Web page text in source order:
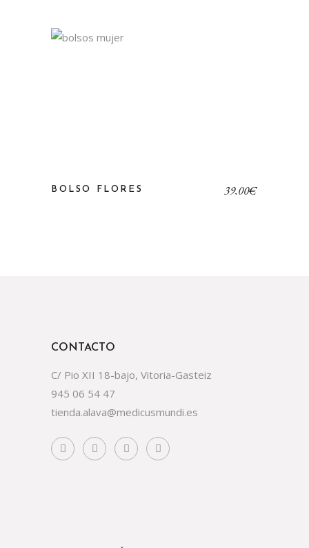
BOLSO FLORES 39,00€
CONTACTO
C/ Pio XII 18-bajo, Vitoria-Gasteiz
945 06 54 47
tienda.alava@medicusmundi.es